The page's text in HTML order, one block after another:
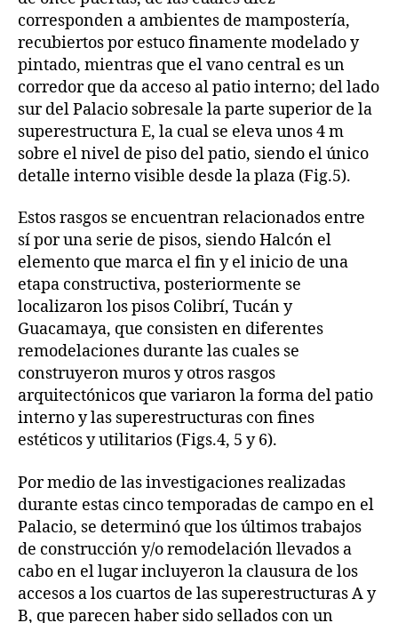
corresponden a ambientes de mampostería,
recubiertos por estuco finamente modelado y
pintado, mientras que el vano central es un
corredor que da acceso al patio interno; del lado
sur del Palacio sobresale la parte superior de la
superestructura E, la cual se eleva unos 4 m
sobre el nivel de piso del patio, siendo el único
detalle interno visible desde la plaza (Fig.5).
Estos rasgos se encuentran relacionados entre
sí por una serie de pisos, siendo Halcón el
elemento que marca el fin y el inicio de una
etapa constructiva, posteriormente se
localizaron los pisos Colibrí, Tucán y
Guacamaya, que consisten en diferentes
remodelaciones durante las cuales se
construyeron muros y otros rasgos
arquitectónicos que variaron la forma del patio
interno y las superestructuras con fines
estéticos y utilitarios (Figs.4, 5 y 6).
Por medio de las investigaciones realizadas
durante estas cinco temporadas de campo en el
Palacio, se determinó que los últimos trabajos
de construcción y/o remodelación llevados a
cabo en el lugar incluyeron la clausura de los
accesos a los cuartos de las superestructuras A y
B, que parecen haber sido sellados con un